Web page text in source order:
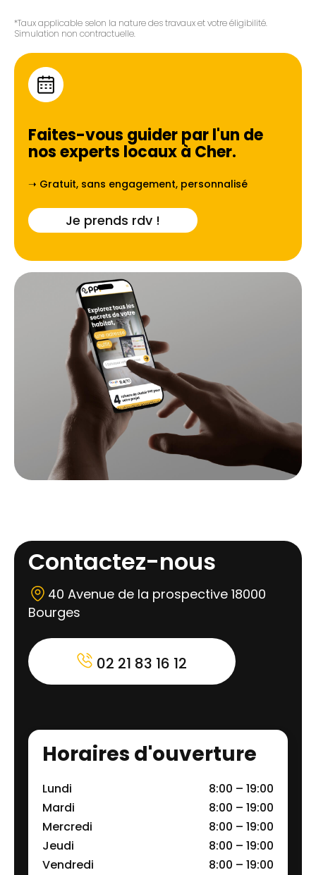
*Taux applicable selon la nature des travaux et votre éligibilité.
Simulation non contractuelle.
Faites-vous guider par l'un de
nos experts locaux à Cher.
➝ Gratuit, sans engagement, personnalisé
Je prends rdv !
Contactez-nous
40 Avenue de la prospective 18000
Bourges
02 21 83 16 12
Horaires d'ouverture
Lundi
8:00 – 19:00
Mardi
8:00 – 19:00
Mercredi
8:00 – 19:00
Jeudi
8:00 – 19:00
Vendredi
8:00 – 19:00